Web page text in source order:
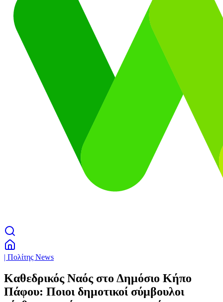
| Πολίτης News
Καθεδρικός Ναός στο Δημόσιο Κήπο
Πάφου: Ποιοι δημοτικοί σύμβουλοι